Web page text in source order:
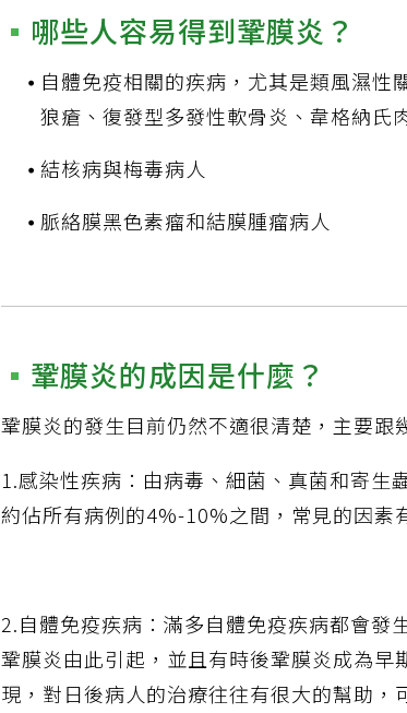
哪些人容易得到鞏膜炎？
自體免疫相關的疾病，尤其是類風濕性
狼瘡、復發型多發性軟骨炎、韋格納氏
結核病與梅毒病人
脈絡膜黑色素瘤和結膜腫瘤病人
鞏膜炎的成因是什麼？
鞏膜炎的發生目前仍然不適很清楚，主要跟
1.感染性疾病：由病毒、細菌、真菌和寄生
約佔所有病例的4%-10%之間，常見的因素
2.自體免疫疾病：滿多自體免疫疾病都會發
鞏膜炎由此引起，並且有時後鞏膜炎成為早
現，對日後病人的治療往往有很大的幫助